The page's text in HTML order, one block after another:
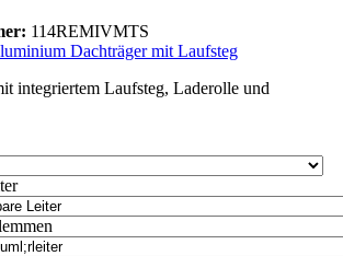
114REMIVMTS
Dachträger mit Laufsteg
integriertem Laufsteg, Laderolle und